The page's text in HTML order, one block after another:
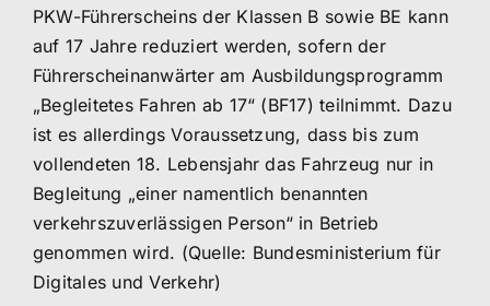
PKW-Führerscheins der Klassen B sowie BE kann
auf 17 Jahre reduziert werden, sofern der
Führerscheinanwärter am Ausbildungsprogramm
„Begleitetes Fahren ab 17“ (BF17) teilnimmt. Dazu
ist es allerdings Voraussetzung, dass bis zum
vollendeten 18. Lebensjahr das Fahrzeug nur in
Begleitung „einer namentlich benannten
verkehrszuverlässigen Person“ in Betrieb
genommen wird. (Quelle: Bundesministerium für
Digitales und Verkehr)